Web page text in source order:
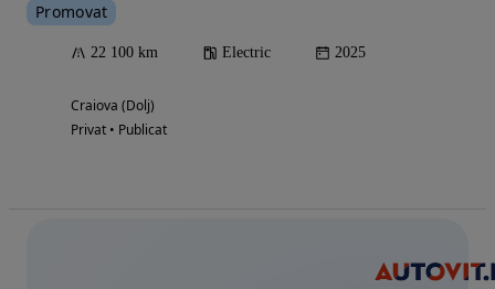
Promovat
22 100 km Electric 2025
Craiova (Dolj)
Privat • Publicat